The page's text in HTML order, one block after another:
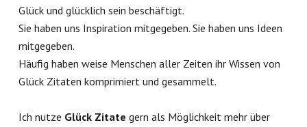
Glück und glücklich sein beschäftigt.
Sie haben uns Inspiration mitgegeben. Sie haben uns Ideen
mitgegeben.
Häufig haben weise Menschen aller Zeiten ihr Wissen von
Glück Zitaten komprimiert und gesammelt.
Ich nutze Glück Zitate gern als Möglichkeit mehr über